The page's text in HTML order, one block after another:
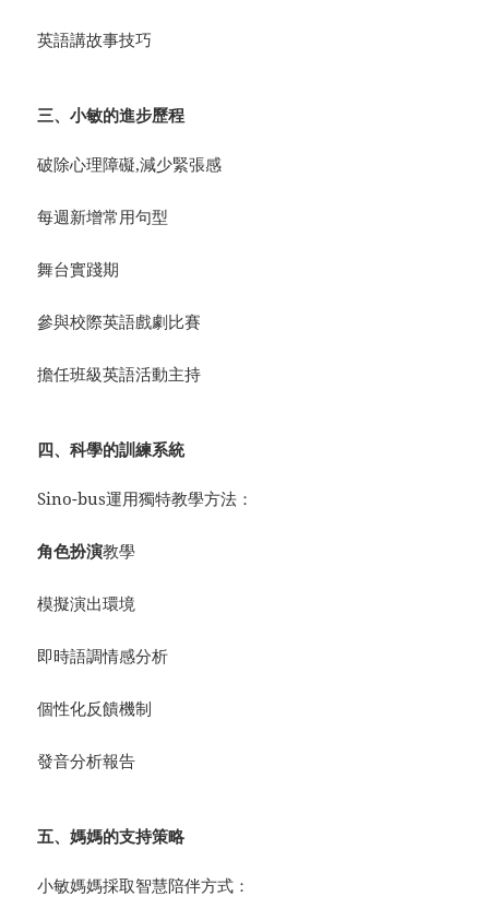
英語講故事技巧
三、小敏的進步歷程
破除心理障礙,減少緊張感
每週新增常用句型
舞台實踐期
參與校際英語戲劇比賽
擔任班級英語活動主持
四、科學的訓練系統
Sino-bus運用獨特教學方法：
角色扮演教學
模擬演出環境
即時語調情感分析
個性化反饋機制
發音分析報告
五、媽媽的支持策略
小敏媽媽採取智慧陪伴方式：